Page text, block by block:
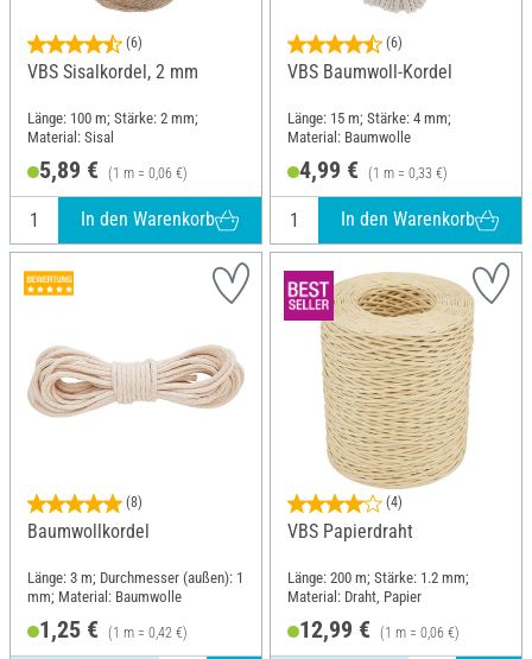
(6)
VBS Sisalkordel, 2 mm
Länge: 100 m; Stärke: 2 mm;
Material: Sisal
5,89 € (1 m = 0,06 €)
In den Warenkorb
(6)
VBS Baumwoll-Kordel
Länge: 15 m; Stärke: 4 mm;
Material: Baumwolle
4,99 € (1 m = 0,33 €)
In den Warenkorb
(8)
Baumwollkordel
Länge: 3 m; Durchmesser (außen): 1
mm; Material: Baumwolle
1,25 € (1 m = 0,42 €)
(4)
VBS Papierdraht
Länge: 200 m; Stärke: 1.2 mm;
Material: Draht, Papier
12,99 € (1 m = 0,06 €)